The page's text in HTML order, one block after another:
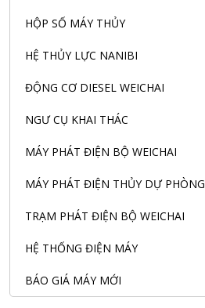
HỘP SỐ MÁY THỦY
HỆ THỦY LỰC NANIBI
ĐỘNG CƠ DIESEL WEICHAI
NGƯ CỤ KHAI THÁC
MÁY PHÁT ĐIỆN BỘ WEICHAI
MÁY PHÁT ĐIỆN THỦY DỰ PHÒNG
TRẠM PHÁT ĐIỆN BỘ WEICHAI
HỆ THỐNG ĐIỆN MÁY
BÁO GIÁ MÁY MỚI